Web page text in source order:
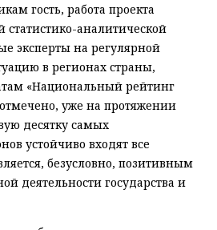
гость, работа проекта
статистико-аналитической
эксперты на регулярной
в регионах страны,
«Национальный рейтинг
уже на протяжении
десятку самых
устойчиво входят все
безусловно, позитивным
деятельности государства и